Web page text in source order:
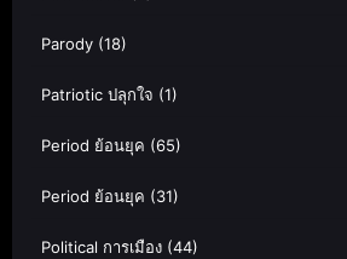
Parody (18)
Patriotic ปลุกใจ (1)
Period ย้อนยุค (65)
Period ย้อนยุค (31)
Political การเมือง (44)